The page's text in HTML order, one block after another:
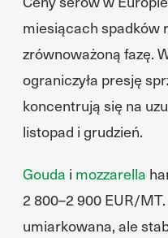
miesiącach spadków
zrównoważoną fazę.
ograniczyła presję
koncentrują się na
listopad i grudzień.
Gouda i mozzarella
2 800–2 900 EUR/
umiarkowana, ale